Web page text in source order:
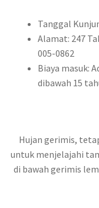
Tanggal
Alamat: 247
005-0862
Biaya masuk:
dibawah 15
Hujan gerimis,
untuk menjelajahi
di bawah gerimis